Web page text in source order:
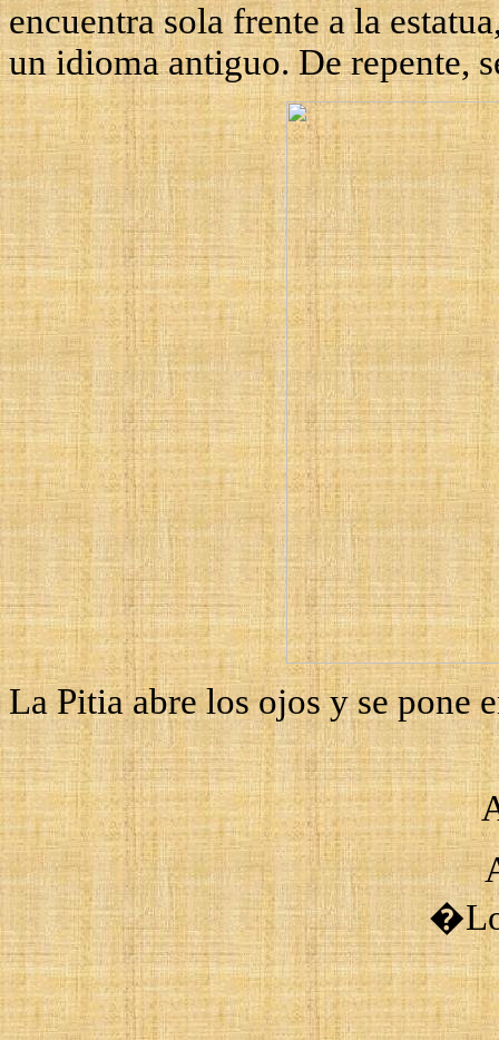
encuentra sola frente a la
un idioma antiguo. De repente,
La Pitia abre los ojos y se pone
�Lo